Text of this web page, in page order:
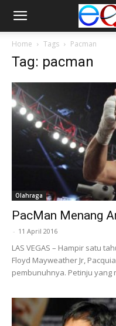
Home Tags Pacman
Tag: pacman
Olahraga
PacMan Menang
- 11 April 2016
LAS VEGAS – Hampir satu
Floyd Mayweather Jr,
pembunuhnya. Petinju yang